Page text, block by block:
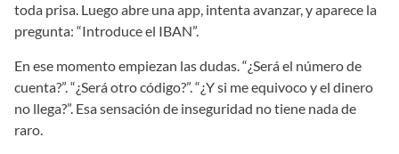
toda prisa. Luego abre una app, intenta avanzar, y aparece la
pregunta: “Introduce el IBAN”.
En ese momento empiezan las dudas. “¿Será el número de
cuenta?”. “¿Será otro código?”. “¿Y si me equivoco y el dinero
no llega?”. Esa sensación de inseguridad no tiene nada de
raro.